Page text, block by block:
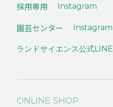
採用専用 Instagram
園芸センター Instagram
ランドサイエンス公式LINE
ONLINE SHOP